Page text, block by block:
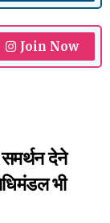
Join Now
देने
भी